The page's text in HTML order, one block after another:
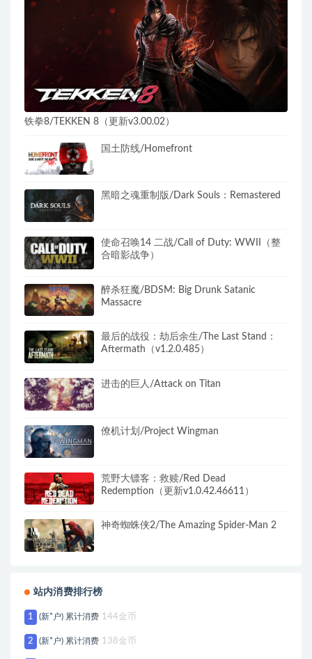
铁拳8/TEKKEN 8（更新v3.00.02）
国土防线/Homefront
黑暗之魂重制版/Dark Souls：Remastered
使命召唤14 二战/Call of Duty: WWII（整
合暗影战争）
醉杀狂魔/BDSM: Big Drunk Satanic
Massacre
最后的战役：劫后余生/The Last Stand：
Aftermath（v1.2.0.485）
进击的巨人/Attack on Titan
僚机计划/Project Wingman
荒野大镖客：救赎/Red Dead
Redemption（更新v1.0.42.46611）
神奇蜘蛛侠2/The Amazing Spider-Man 2
站内消费排行榜
1 (新*户) 累计消费 144金币
2 (新*户) 累计消费 138金币